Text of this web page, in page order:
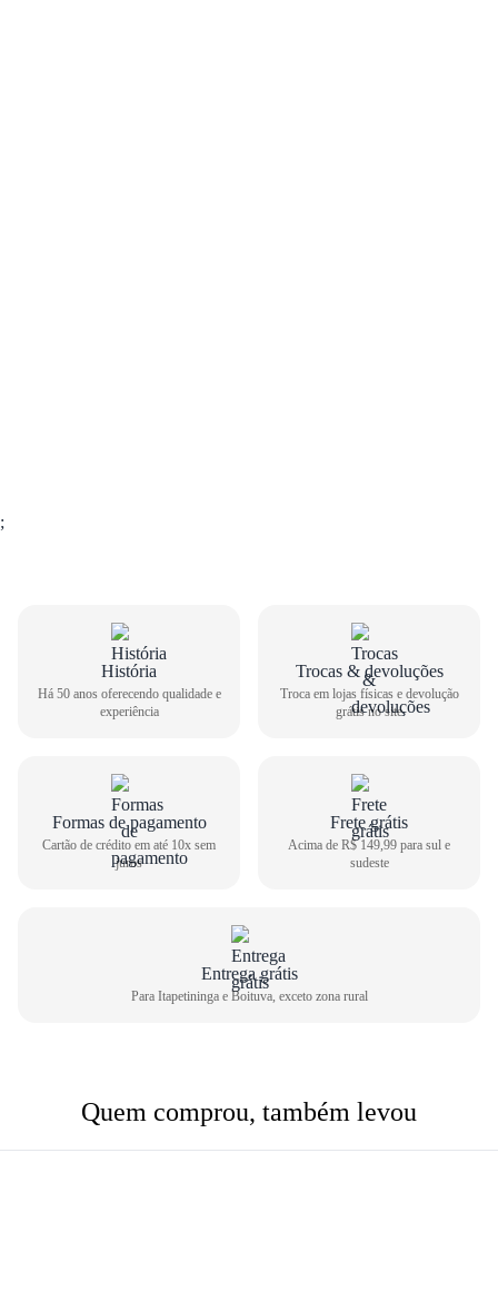
;
História
Há 50 anos oferecendo qualidade e
experiência
Trocas & devoluções
Troca em lojas físicas e devolução
grátis no site
Formas de pagamento
Cartão de crédito em até 10x sem
juros
Frete grátis
Acima de R$ 149,99 para sul e
sudeste
Entrega grátis
Para Itapetininga e Boituva, exceto zona rural
Quem comprou, também levou